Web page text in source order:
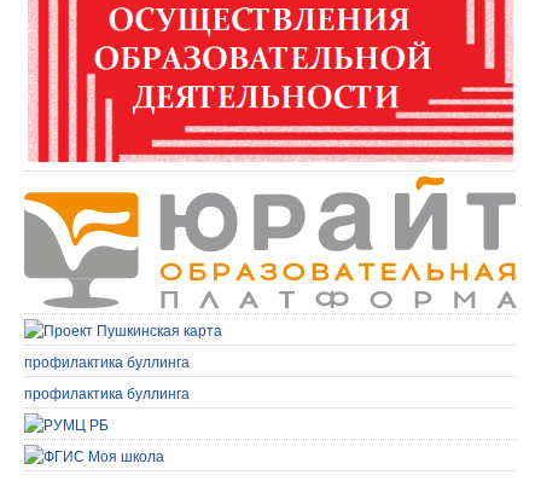
профилактика буллинга
профилактика буллинга